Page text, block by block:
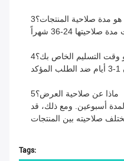
هو مدة صلاحية المنتجات؟
وقت التسليم الخاص بك؟
5ماذا عن صلاحية العرض؟
أسبوعين. ومع ذلك، قد
Tags: